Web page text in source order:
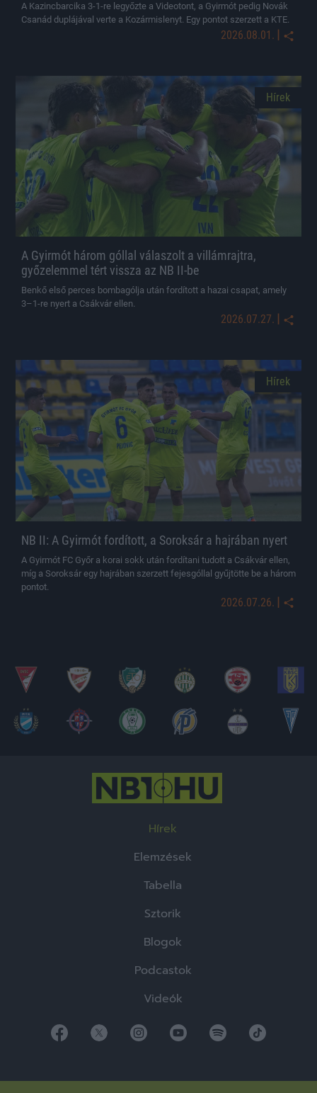
A Kazincbarcika 3-1-re legyőzte a Videotont, a Gyirmót pedig Novák
Csanád duplájával verte a Kozármislenyt. Egy pontot szerzett a KTE.
2026.08.01. |
Hírek
A Gyirmót három góllal válaszolt a villámrajtra,
győzelemmel tért vissza az NB II-be
Benkő első perces bombagólja után fordított a hazai csapat, amely
3–1-re nyert a Csákvár ellen.
2026.07.27. |
Hírek
NB II: A Gyirmót fordított, a Soroksár a hajrában nyert
A Gyirmót FC Győr a korai sokk után fordítani tudott a Csákvár ellen,
míg a Soroksár egy hajrában szerzett fejesgóllal gyűjtötte be a három
pontot.
2026.07.26. |
Hírek
Elemzések
Tabella
Sztorik
Blogok
Podcastok
Videók